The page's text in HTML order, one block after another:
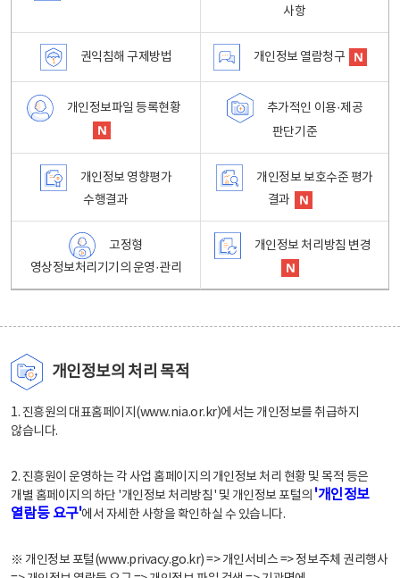
사항
권익침해 구제방법 개인정보 열람청구
개인정보파일 등록현황
추가적인 이용·제공
판단기준
개인정보 영향평가
수행결과
개인정보 보호수준 평가
결과
고정형
영상정보처리기기의 운영·관리
개인정보 처리방침 변경
개인정보의 처리 목적
1. 진흥원의 대표홈페이지(www.nia.or.kr)에서는 개인정보를 취급하지
않습니다.
2. 진흥원이 운영하는 각 사업 홈페이지의 개인정보 처리 현황 및 목적 등은
개별 홈페이지의 하단 '개인정보 처리방침' 및 개인정보 포털의 '개인정보
열람등 요구'에서 자세한 사항을 확인하실 수 있습니다.
※ 개인정보 포털(www.privacy.go.kr) => 개인서비스 => 정보주체 권리행사